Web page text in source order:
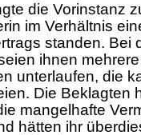
die Vorinstanz
im Verhältnis
standen. Bei
ihnen mehrere
unterlaufen, die
Die Beklagten
mangelhafte
hätten ihr